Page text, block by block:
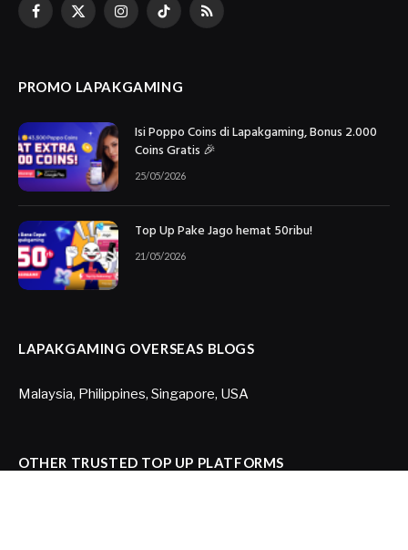
Facebook
X
InstagramTikTokRSS
PROMO LAPAKGAMING
Isi Poppo Coins di Lapakgaming, Bonus 2.000
Coins Gratis 🎉
25/05/2026
Top Up Pake Jago hemat 50ribu!
21/05/2026
LAPAKGAMING OVERSEAS BLOGS
Malaysia, Philippines, Singapore, USA
OTHER TRUSTED TOP UP PLATFORMS